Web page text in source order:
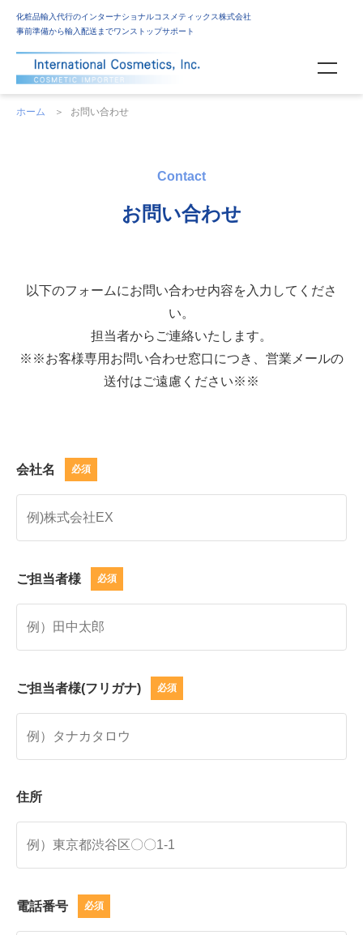
化粧品輸入代行のインターナショナルコスメティックス株式会社
事前準備から輸入配送までワンストップサポート
ホーム ＞ お問い合わせ
Contact
お問い合わせ
以下のフォームにお問い合わせ内容を入力してくださ
い。
担当者からご連絡いたします。
※※お客様専用お問い合わせ窓口につき、営業メールの
送付はご遠慮ください※※
会社名 必須
ご担当者様 必須
ご担当者様(フリガナ) 必須
住所
電話番号 必須